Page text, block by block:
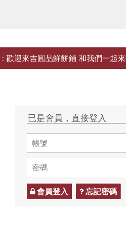
歡迎來吉圓品鮮餅鋪 和我們一起
已是會員，直接登入
會員登入 忘記密碼